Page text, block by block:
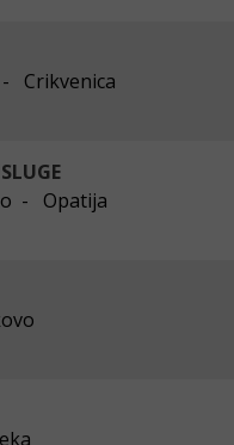
- Crikvenica
- Opatija